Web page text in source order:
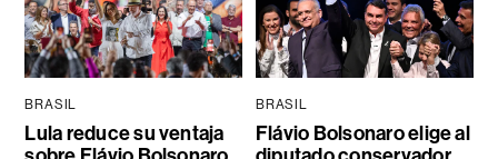
BRASIL
Lula reduce su ventaja
BRASIL
Flávio Bolsonaro elige al